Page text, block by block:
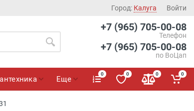
Город: Калуга Войти
+7 (965) 705-00-08
Телефон
+7 (965) 705-00-08
по ВоЦап
Еще
0 0 0 0